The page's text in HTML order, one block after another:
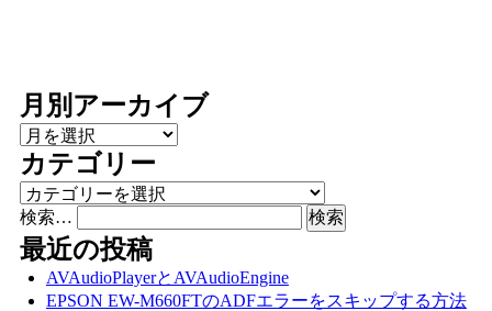
月別アーカイブ
月別アーカイブ
カテゴリー
カテゴリー
検索…
最近の投稿
AVAudioPlayerとAVAudioEngine
EPSON EW-M660FTのADFエラーをスキップする方法